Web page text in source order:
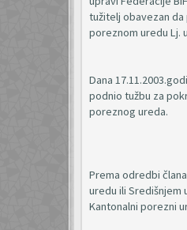
tužitelj obavezan da
poreznom uredu Lj.
Dana
podnio tužbu za
poreznog ureda.
Prema odredbi
uredu ili Središnjem
Kantonalni porezni